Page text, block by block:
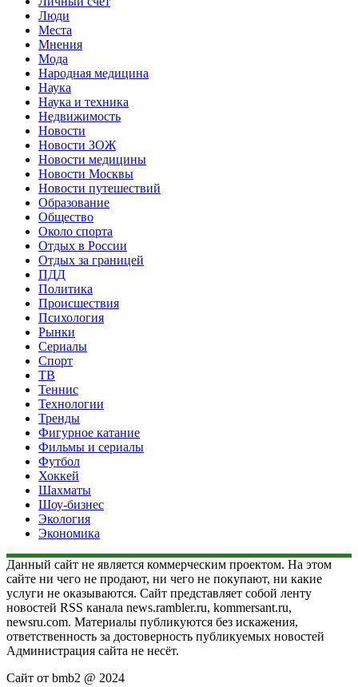
Люди
Места
Мнения
Мода
Народная медицина
Наука
Наука и техника
Недвижимость
Новости
Новости ЗОЖ
Новости медицины
Новости Москвы
Новости путешествий
Образование
Общество
Около спорта
Отдых в России
Отдых за границей
ПДД
Политика
Происшествия
Психология
Рынки
Сериалы
Спорт
ТВ
Теннис
Технологии
Тренды
Фигурное катание
Фильмы и сериалы
Футбол
Хоккей
Шахматы
Шоу-бизнес
Экология
Экономика
Данный сайт не является коммерческим проектом. На этом
сайте ни чего не продают, ни чего не покупают, ни какие
услуги не оказываются. Сайт представляет собой ленту
новостей RSS канала news.rambler.ru, kommersant.ru,
newsru.com. Материалы публикуются без искажения,
ответственность за достоверность публикуемых новостей
Администрация сайта не несёт.
Сайт от bmb2 @ 2024